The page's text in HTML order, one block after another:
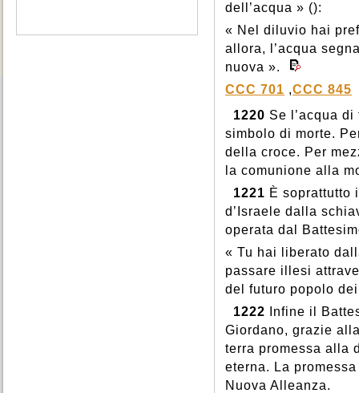
dell’acqua » ():
« Nel diluvio hai
allora, l’acqua
nuova ».
CCC 701 ,CCC 845
1220 Se l’acqua
simbolo di morte.
della croce. Per
la comunione alla
1221 È soprattutto
d’Israele dalla
operata dal
« Tu hai liberato
passare illesi
del futuro popolo
1222 Infine il
Giordano, grazie
terra promessa alla
eterna. La
Nuova Alleanza.